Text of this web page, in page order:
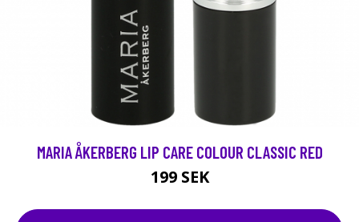
MARIA ÅKERBERG LIP CARE COLOUR CLASSIC RED
199 SEK